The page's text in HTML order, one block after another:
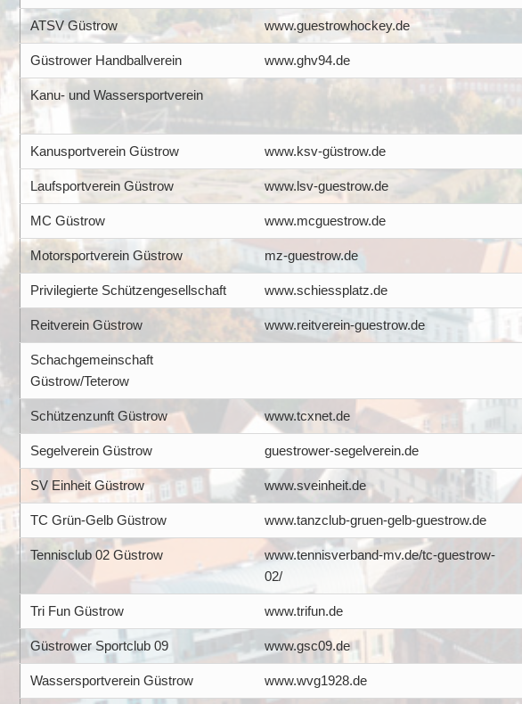
ATSV Güstrow www.guestrowhockey.de
Güstrower Handballverein www.ghv94.de
Kanu- und Wassersportverein
Kanusportverein Güstrow www.ksv-güstrow.de
Laufsportverein Güstrow www.lsv-guestrow.de
MC Güstrow www.mcguestrow.de
Motorsportverein Güstrow mz-guestrow.de
Privilegierte Schützengesellschaft www.schiessplatz.de
Reitverein Güstrow www.reitverein-guestrow.de
Schachgemeinschaft
Güstrow/Teterow
Schützenzunft Güstrow www.tcxnet.de
Segelverein Güstrow guestrower-segelverein.de
SV Einheit Güstrow www.sveinheit.de
TC Grün-Gelb Güstrow www.tanzclub-gruen-gelb-guestrow.de
Tennisclub 02 Güstrow
www.tennisverband-mv.de/tc-guestrow-
02/
Tri Fun Güstrow www.trifun.de
Güstrower Sportclub 09 www.gsc09.de
Wassersportverein Güstrow www.wvg1928.de